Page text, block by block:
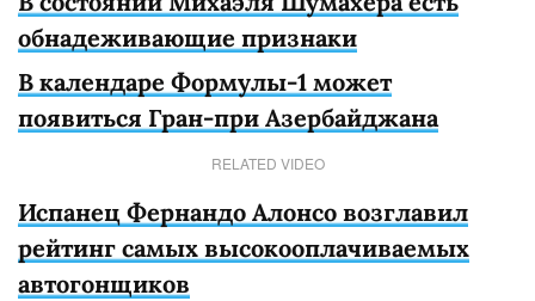
обнадеживающие признаки
В календаре Формулы-1 может
появиться Гран-при Азербайджана
RELATED VIDEO
Испанец Фернандо Алонсо возглавил
рейтинг самых высокооплачиваемых
автогонщиков